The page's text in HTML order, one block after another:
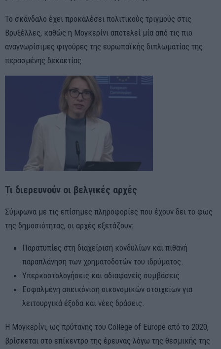
Το σκάνδαλο έχει προκαλέσει πολιτικούς τριγμούς στις
Βρυξέλλες, καθώς η Μογκερίνι αποτελεί μία από τις πιο
αναγνωρίσιμες φιγούρες της ευρωπαϊκής διπλωματίας της
περασμένης δεκαετίας.
Τι διερευνούν οι βελγικές αρχές
Σύμφωνα με τις επίσημες πληροφορίες που έχουν δει το φως
της δημοσιότητας, οι αρχές εξετάζουν:
Παρατυπίες στη διαχείριση κονδυλίων και πιθανή
παραπλάνηση των χρηματοδοτών του ιδρύματος.
Υπερκοστολογήσεις και αδιαφανείς συμβάσεις.
Εσφαλμένη απεικόνιση οικονομικών στοιχείων για
λειτουργικά έξοδα και νέες δράσεις.
Η Μογκερίνι, ως πρύτανης του College of Europe από το 2020,
βρίσκεται στο επίκεντρο της έρευνας λόγω της θεσμικής της